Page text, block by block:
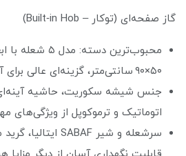
گاز صفحه‌ای (توکار – Built‑in Hob)
محبوب‌ترین دسته:
۵۰×۹۰ سانتی‌متر، گزینه‌ای عالی برای آشپزخانه‌های مدرن ().
جنس شیشه سکوریت، حاشیه
اتوماتیک و ترموکوپل از